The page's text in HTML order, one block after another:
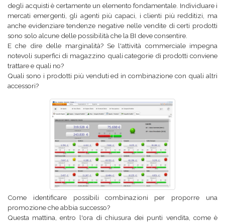
degli acquisti è certamente un elemento fondamentale. Individuare i
mercati emergenti, gli agenti più capaci, i clienti più redditizi, ma
anche evidenziare tendenze negative nelle vendite di certi prodotti
sono solo alcune delle possibilità che la BI deve consentire.
E che dire delle marginalità? Se l'attività commerciale impegna
notevoli superfici di magazzino quali categorie di prodotti conviene
trattare e quali no?
Quali sono i prodotti più venduti ed in combinazione con quali altri
accessori?
Come identificare possibili combinazioni per proporre una
promozione che abbia successo?
Questa mattina, entro l'ora di chiusura dei punti vendita, come è